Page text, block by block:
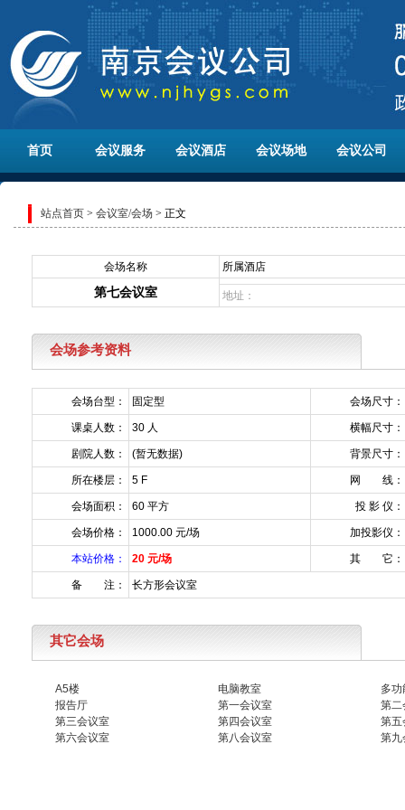
首页 会议服务 会议酒店 会议场地 会议公司
站点首页 > 会议室/会场 > 正文
会场名称 所属酒店
第七会议室 地址：
会场参考资料
会场台型： 固定型 会场尺寸：
课桌人数： 30 人 横幅尺寸：
剧院人数： (暂无数据) 背景尺寸：
所在楼层： 5 F 网 线：
会场面积： 60 平方 投 影 仪：
会场价格： 1000.00 元/场 加投影仪：
本站价格： 20 元/场 其 它：
备 注： 长方形会议室
其它会场
A5楼 电脑教室
多功
报告厅
第一会议室
第二
第三会议室
第四会议室
第五
第六会议室
第八会议室 第九